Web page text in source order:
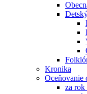
Kronika
Oceňovanie
za rok